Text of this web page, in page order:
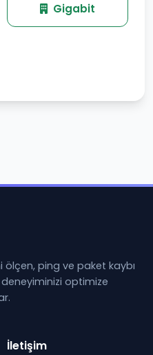
Gigabit
ölçen, ping ve paket kaybı
optimize
İletişim